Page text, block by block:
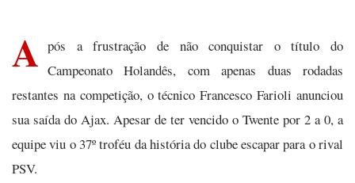
A pós a frustração de não conquistar o título do
Campeonato Holandês, com apenas duas rodadas
restantes na competição, o técnico Francesco Farioli anunciou
sua saída do Ajax. Apesar de ter vencido o Twente por 2 a 0, a
equipe viu o 37º troféu da história do clube escapar para o rival
PSV.